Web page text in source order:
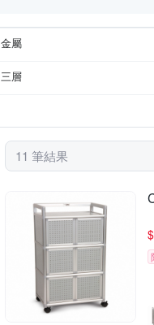
金屬
三層
11 筆結果
$